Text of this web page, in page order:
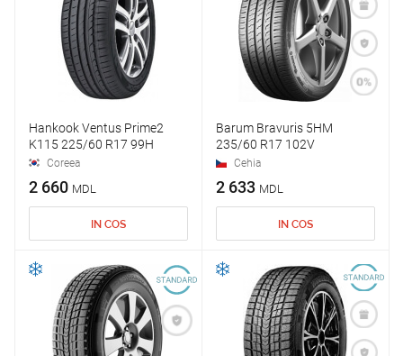
Hankook Ventus Prime2
K115 225/60 R17 99H
Coreea
2 660 MDL
IN COS
Barum Bravuris 5HM
235/60 R17 102V
Cehia
2 633 MDL
IN COS